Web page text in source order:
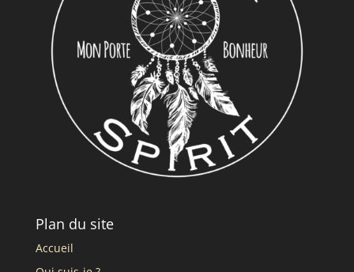
Plan du site
Accueil